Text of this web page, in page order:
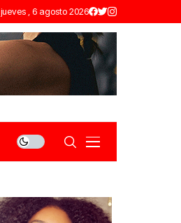
jueves , 6 agosto 2026